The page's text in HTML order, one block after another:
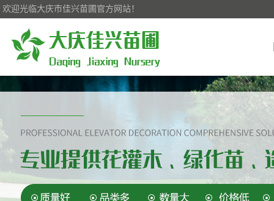
欢迎光临大庆市佳兴苗圃官方网站！